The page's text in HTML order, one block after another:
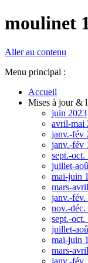
moulinet
Aller au contenu
Menu principal :
Accueil
Mises à jour &
juin 2023
avril-mai
janv.-fév
janv.-fév
sept.-oct.
juillet-
mai-juin
mars-
janv.-fév.
nov.-déc.
sept.-oct.
juillet-
mai-juin
mars-
janv.-fév.